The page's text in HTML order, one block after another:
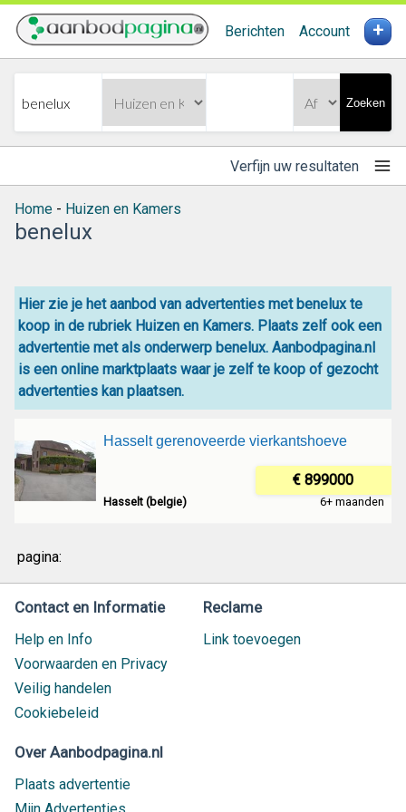
Berichten Account +
Zoeken
Verfijn uw resultaten
Home - Huizen en Kamers
benelux
Hier zie je het aanbod van advertenties met benelux te
koop in de rubriek Huizen en Kamers. Plaats zelf ook een
advertentie met als onderwerp benelux. Aanbodpagina.nl
is een online marktplaats waar je zelf te koop of gezocht
advertenties kan plaatsen.
Hasselt gerenoveerde vierkantshoeve
€ 899000
Hasselt (belgie) 6+ maanden
pagina:
Contact en Informatie
Help en Info
Voorwaarden en Privacy
Veilig handelen
Cookiebeleid
Reclame
Link toevoegen
Over Aanbodpagina.nl
Plaats advertentie